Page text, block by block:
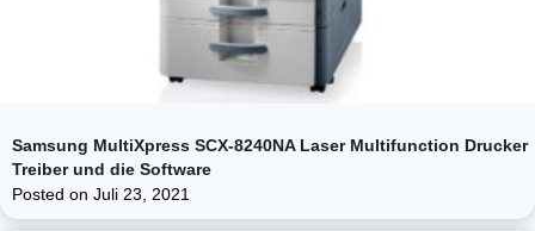
Samsung MultiXpress SCX-8240NA Laser Multifunction Drucker
Treiber und die Software
Posted on Juli 23, 2021